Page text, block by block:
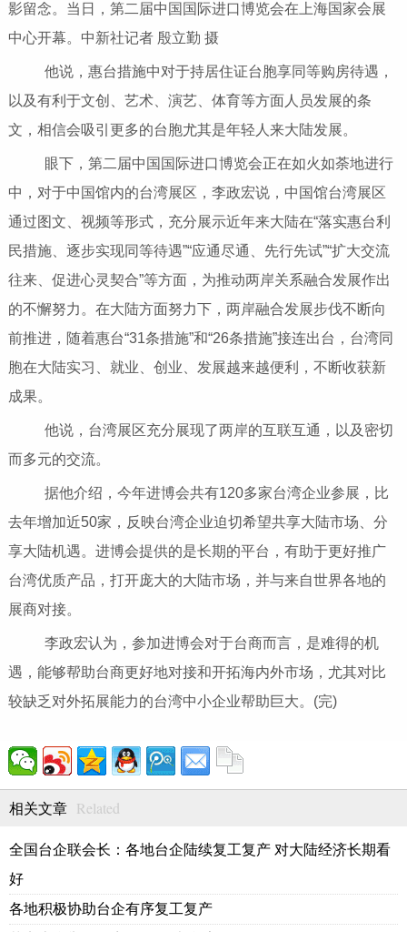
影留念。当日，第二届中国国际进口博览会在上海国家会展
中心开幕。中新社记者 殷立勤 摄
他说，惠台措施中对于持居住证台胞享同等购房待遇，
以及有利于文创、艺术、演艺、体育等方面人员发展的条
文，相信会吸引更多的台胞尤其是年轻人来大陆发展。
眼下，第二届中国国际进口博览会正在如火如荼地进行
中，对于中国馆内的台湾展区，李政宏说，中国馆台湾展区
通过图文、视频等形式，充分展示近年来大陆在“落实惠台利
民措施、逐步实现同等待遇”“应通尽通、先行先试”“扩大交流
往来、促进心灵契合”等方面，为推动两岸关系融合发展作出
的不懈努力。在大陆方面努力下，两岸融合发展步伐不断向
前推进，随着惠台“31条措施”和“26条措施”接连出台，台湾同
胞在大陆实习、就业、创业、发展越来越便利，不断收获新
成果。
他说，台湾展区充分展现了两岸的互联互通，以及密切
而多元的交流。
据他介绍，今年进博会共有120多家台湾企业参展，比
去年增加近50家，反映台湾企业迫切希望共享大陆市场、分
享大陆机遇。进博会提供的是长期的平台，有助于更好推广
台湾优质产品，打开庞大的大陆市场，并与来自世界各地的
展商对接。
李政宏认为，参加进博会对于台商而言，是难得的机
遇，能够帮助台商更好地对接和开拓海内外市场，尤其对比
较缺乏对外拓展能力的台湾中小企业帮助巨大。(完)
相关文章 Related
全国台企联会长：各地台企陆续复工复产 对大陆经济长期看
好
各地积极协助台企有序复工复产